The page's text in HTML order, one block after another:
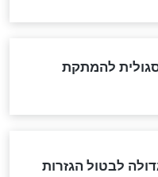
את הקץ?